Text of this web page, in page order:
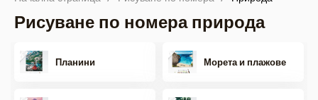
Рисуване по номера природа
Планини Морета и плажове